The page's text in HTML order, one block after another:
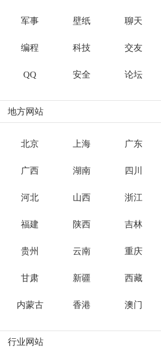
军事 壁纸 聊天
编程 科技 交友
QQ 安全 论坛
地方网站
北京 上海 广东
广西 湖南 四川
河北 山西 浙江
福建 陕西 吉林
贵州 云南 重庆
甘肃 新疆 西藏
内蒙古 香港 澳门
行业网站